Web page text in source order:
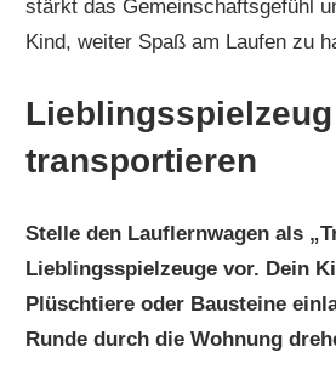
stärkt das Gemeinschaftsgefühl
Kind, weiter Spaß am Laufen zu
Lieblingsspielzeug
transportieren
Stelle den Lauflernwagen als
Lieblingsspielzeuge vor. Dein
Plüschtiere oder Bausteine
Runde durch die Wohnung